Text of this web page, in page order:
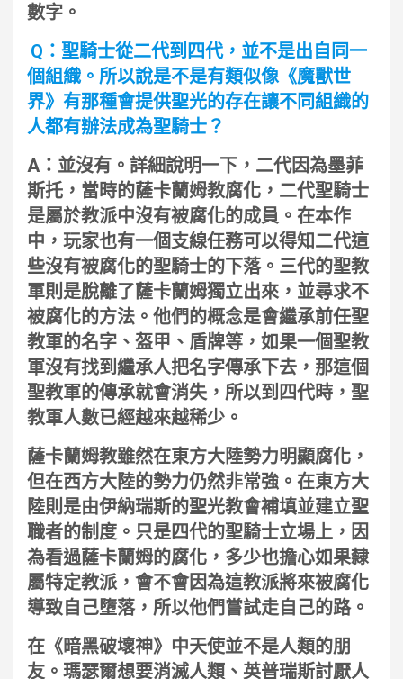
數字。
Q：聖騎士從二代到四代，並不是出自同一
個組織。所以說是不是有類似像《魔獸世
界》有那種會提供聖光的存在讓不同組織的
人都有辦法成為聖騎士？
A：並沒有。詳細說明一下，二代因為墨菲
斯托，當時的薩卡蘭姆教腐化，二代聖騎士
是屬於教派中沒有被腐化的成員。在本作
中，玩家也有一個支線任務可以得知二代這
些沒有被腐化的聖騎士的下落。三代的聖教
軍則是脫離了薩卡蘭姆獨立出來，並尋求不
被腐化的方法。他們的概念是會繼承前任聖
教軍的名字、盔甲、盾牌等，如果一個聖教
軍沒有找到繼承人把名字傳承下去，那這個
聖教軍的傳承就會消失，所以到四代時，聖
教軍人數已經越來越稀少。
薩卡蘭姆教雖然在東方大陸勢力明顯腐化，
但在西方大陸的勢力仍然非常強。在東方大
陸則是由伊納瑞斯的聖光教會補填並建立聖
職者的制度。只是四代的聖騎士立場上，因
為看過薩卡蘭姆的腐化，多少也擔心如果隸
屬特定教派，會不會因為這教派將來被腐化
導致自己墮落，所以他們嘗試走自己的路。
在《暗黑破壞神》中天使並不是人類的朋
友。瑪瑟爾想要消滅人類、英普瑞斯討厭人